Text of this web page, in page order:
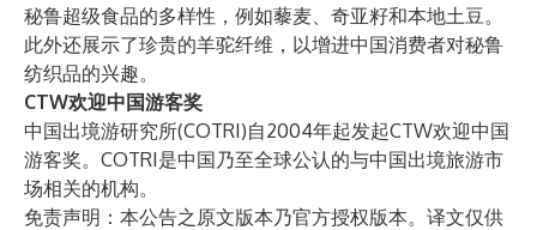
秘鲁超级食品的多样性，例如藜麦、奇亚籽和本地土豆。
此外还展示了珍贵的羊驼纤维，以增进中国消费者对秘鲁
纺织品的兴趣。
CTW欢迎中国游客奖
中国出境游研究所(COTRI)自2004年起发起CTW欢迎中国
游客奖。COTRI是中国乃至全球公认的与中国出境旅游市
场相关的机构。
免责声明：本公告之原文版本乃官方授权版本。译文仅供